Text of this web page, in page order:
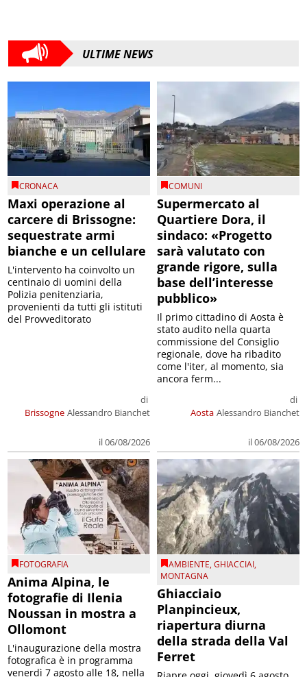
ULTIME NEWS
CRONACA
Maxi operazione al
carcere di Brissogne:
sequestrate armi
bianche e un cellulare
Brissogne
di
Alessandro Bianchet
il 06/08/2026
L'intervento ha coinvolto un
centinaio di uomini della
Polizia penitenziaria,
provenienti da tutti gli istituti
del Provveditorato
COMUNI
Supermercato al
Quartiere Dora, il
sindaco: «Progetto
sarà valutato con
grande rigore, sulla
base dell’interesse
pubblico»
Aosta
di
Alessandro Bianchet
il 06/08/2026
Il primo cittadino di Aosta è
stato audito nella quarta
commissione del Consiglio
regionale, dove ha ribadito
come l'iter, al momento, sia
ancora ferm...
FOTOGRAFIA
Anima Alpina, le
fotografie di Ilenia
Noussan in mostra a
Ollomont
L'inaugurazione della mostra
fotografica è in programma
venerdì 7 agosto alle 18, nella
AMBIENTE,GHIACCIAI,
MONTAGNA
Ghiacciaio
Planpincieux,
riapertura diurna
della strada della Val
Ferret